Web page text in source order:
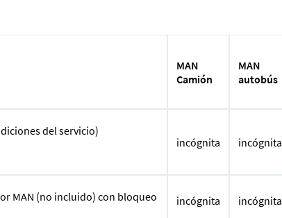
MAN
Camión
MAN
autobús
del servicio)
incógnita
incógnita
MAN (no incluido) con bloqueo
incógnita incógnita